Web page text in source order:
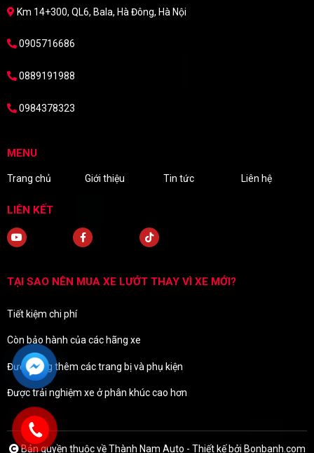
Km 14+300, QL6, Bala, Hà Đông, Hà Nội
0905716686
0889191988
0984378323
MENU
Trang chủ Giới thiệu Tin tức Liên hệ
LIÊN KẾT
TẠI SAO NÊN MUA XE LƯỚT THAY VÌ XE MỚI?
Tiết kiệm chi phí
Còn bảo hành của các hãng xe
Được tặng thêm các trang bị và phụ kiện
Được trải nghiệm xe ở phân khúc cao hơn
Bản quyền thuộc về Thành Nam Auto - Thiết kế bởi Bonbanh.com